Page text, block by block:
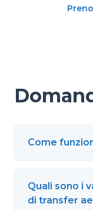
Come
Quali sono i
di transfer